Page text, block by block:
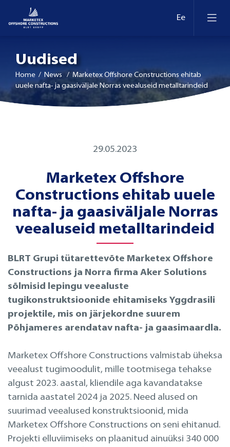
Uudised
Home / News / Marketex Offshore Constructions ehitab
uuele nafta- ja gaasiväljale Norras veealuseid metalltarindeid
29.05.2023
Marketex Offshore
Constructions ehitab uuele
nafta- ja gaasiväljale Norras
veealuseid metalltarindeid
BLRT Grupi tütarettevõte Marketex Offshore
Constructions ja Norra firma Aker Solutions
sõlmisid lepingu veealuste
tugikonstruktsioonide ehitamiseks Yggdrasili
projektile, mis on järjekordne suurem
Põhjameres arendatav nafta- ja gaasimaardla.
Marketex Offshore Constructions valmistab üheksa
veealust tugimoodulit, mille tootmisega tehakse
algust 2023. aastal, kliendile aga kavandatakse
tarnida aastatel 2024 ja 2025. Need alused on
suurimad veealused konstruktsioonid, mida
Marketex Offshore Constructions on seni ehitanud.
Projekti elluviimiseks on plaanitud ainuüksi 340 000